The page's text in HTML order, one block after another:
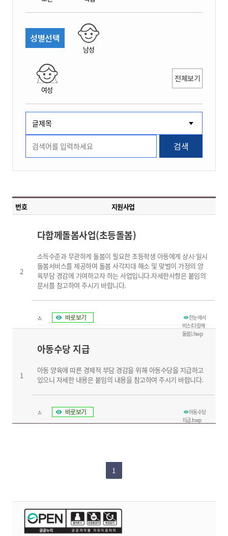
성별선택
남성
여성
전체보기
검색
번호 지원사업
2
다함께돌봄사업(초등돌봄)
소득수준과 무관하게 돌봄이 필요한 초등학생 아동에게 상시·일시
돌봄서비스를 제공하여 돌봄 사각지대 해소 및 맞벌이 가정의 양
육부담 경감에 기여하고자 하는 사업입니다.자세한사항은 붙임의
문서를 참고하여 주시기 바랍니다.
한눈에서
비스(다함께
돌봄).hwp
바로보기
1
아동수당 지급
아동 양육에 따른 경제적 부담 경감을 위해 아동수당을 지급하고
있으니 자세한 내용은 붙임의 내용을 참고하여 주시기 바랍니다.
아동수당
지급.hwp
바로보기
1